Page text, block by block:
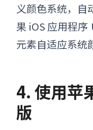
义颜色系统， 自
果 iOS 应用程序
元素自适应系统
4. 使用苹
版